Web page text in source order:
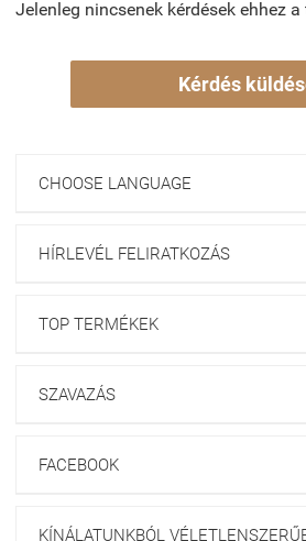
Jelenleg nincsenek kérdések ehhez a
Kérdés
CHOOSE LANGUAGE
HÍRLEVÉL FELIRATKOZÁS
TOP TERMÉKEK
SZAVAZÁS
FACEBOOK
KÍNÁLATUNKBÓL